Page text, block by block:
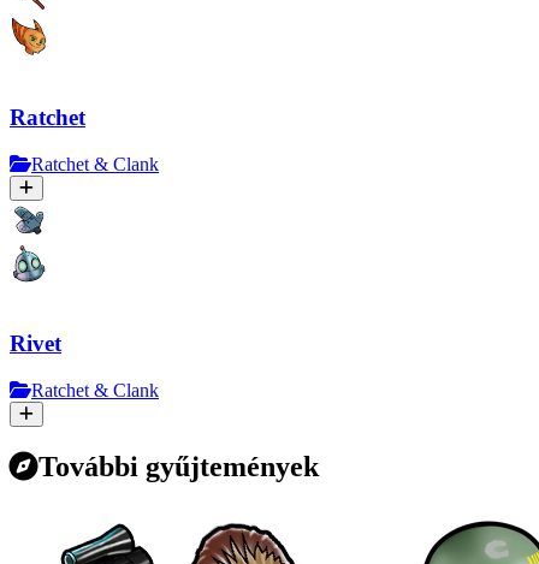
Ratchet
Ratchet & Clank
Rivet
Ratchet & Clank
További gyűjtemények